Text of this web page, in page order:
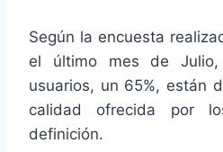
Según la encuesta
el último mes de
usuarios, un 65%, están
calidad ofrecida por
definición.